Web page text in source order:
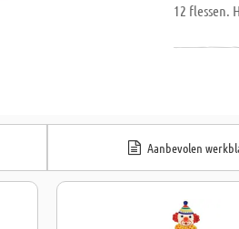
12 flessen.
De
en in elkaar
Aanbevolen